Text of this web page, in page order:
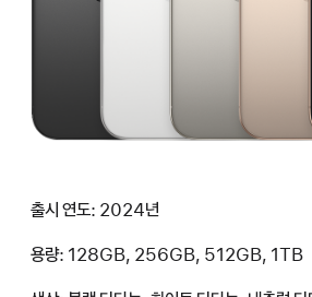
출시 연도: 2024년
용량: 128GB, 256GB, 512GB, 1TB